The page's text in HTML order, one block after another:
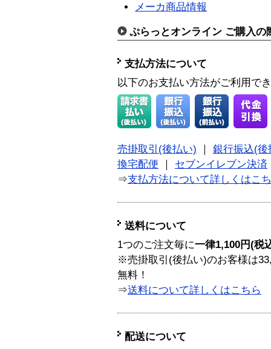
メーカ商品情報
ぷらっとオンライン ご購入の
支払方法について
以下のお支払い方法がご利用で
売掛取引(後払い)
銀行振込(後
換宅配便
セブンイレブン決済
⇒支払方法について詳しくはこ
送料について
1つのご注文毎に一律1,100円(税
※売掛取引(後払い)のお客様は
無料！
⇒送料について詳しくはこちら
配送について